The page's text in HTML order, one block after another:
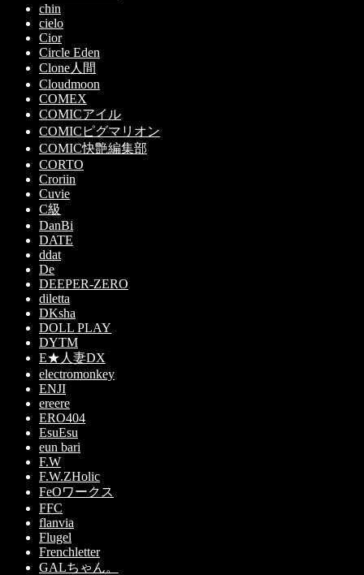
chin
cielo
Cior
Circle Eden
Clone人間
Cloudmoon
COMEX
COMICアイル
COMICピグマリオン
COMIC快艶編集部
CORTO
Croriin
Cuvie
C級
DanBi
DATE
ddat
De
DEEPER-ZERO
diletta
DKsha
DOLL PLAY
DYTM
E★人妻DX
electromonkey
ENJI
ereere
ERO404
EsuEsu
eun bari
F.W
F.W.ZHolic
FeOワークス
FFC
flanvia
Flugel
Frenchletter
GALちゃん。